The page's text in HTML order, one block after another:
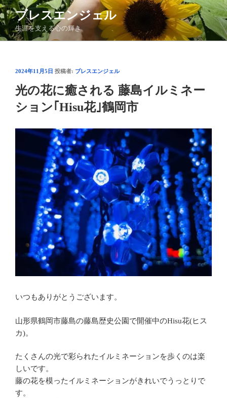
コ
ン
テ
ン
ブレスエンジェル
生涯を支える心の輝き
投
日:
2024年11月5日 投稿者: ブレスエンジェル
光の花に癒される 藤島イルミネー
ション｢Hisu花｣鶴岡市
いつもありがとうございます。
山形県鶴岡市藤島の藤島歴史公園で開催中のHisu花(ヒス
カ)。
たくさんの光で彩られたイルミネーションを歩くのは楽
しいです。
藤の花を模ったイルミネーションがきれいでうっとりで
す。